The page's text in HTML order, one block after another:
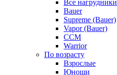
Все нагрудники
Bauer
Supreme (Bauer)
Vapor (Bauer)
CCM
Warrior
По возрасту
Взрослые
Юноши